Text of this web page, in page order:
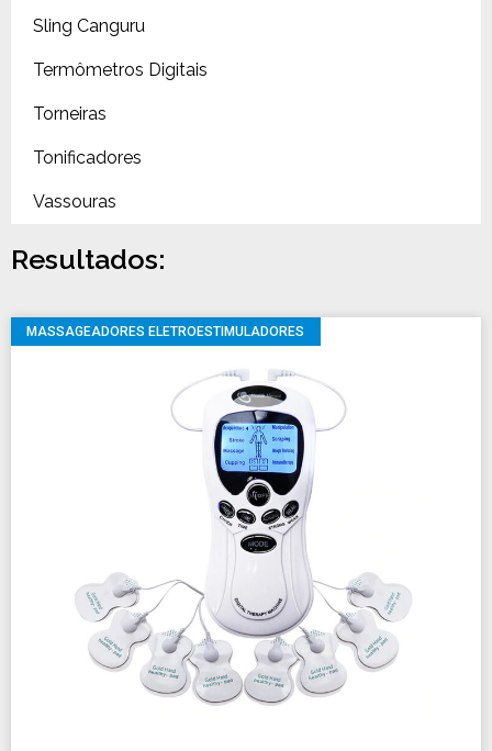
Sling Canguru
Termômetros Digitais
Torneiras
Tonificadores
Vassouras
Resultados:
MASSAGEADORES ELETROESTIMULADORES